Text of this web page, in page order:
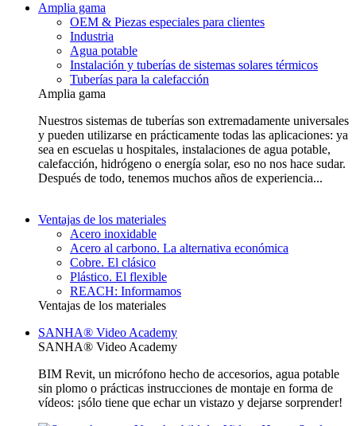
Amplia gama
OEM & Piezas especiales para clientes
Industria
Agua potable
Instalación y tuberías de sistemas solares térmicos
Tuberías para la calefacción
Amplia gama
Nuestros sistemas de tuberías son extremadamente universales
y pueden utilizarse en prácticamente todas las aplicaciones: ya
sea en escuelas u hospitales, instalaciones de agua potable,
calefacción, hidrógeno o energía solar, eso no nos hace sudar.
Después de todo, tenemos muchos años de experiencia...
Ventajas de los materiales
Acero inoxidable
Acero al carbono. La alternativa económica
Cobre. El clásico
Plástico. El flexible
REACH: Informamos
Ventajas de los materiales
SANHA® Video Academy
SANHA® Video Academy
BIM Revit, un micrófono hecho de accesorios, agua potable
sin plomo o prácticas instrucciones de montaje en forma de
vídeos: ¡sólo tiene que echar un vistazo y dejarse sorprender!